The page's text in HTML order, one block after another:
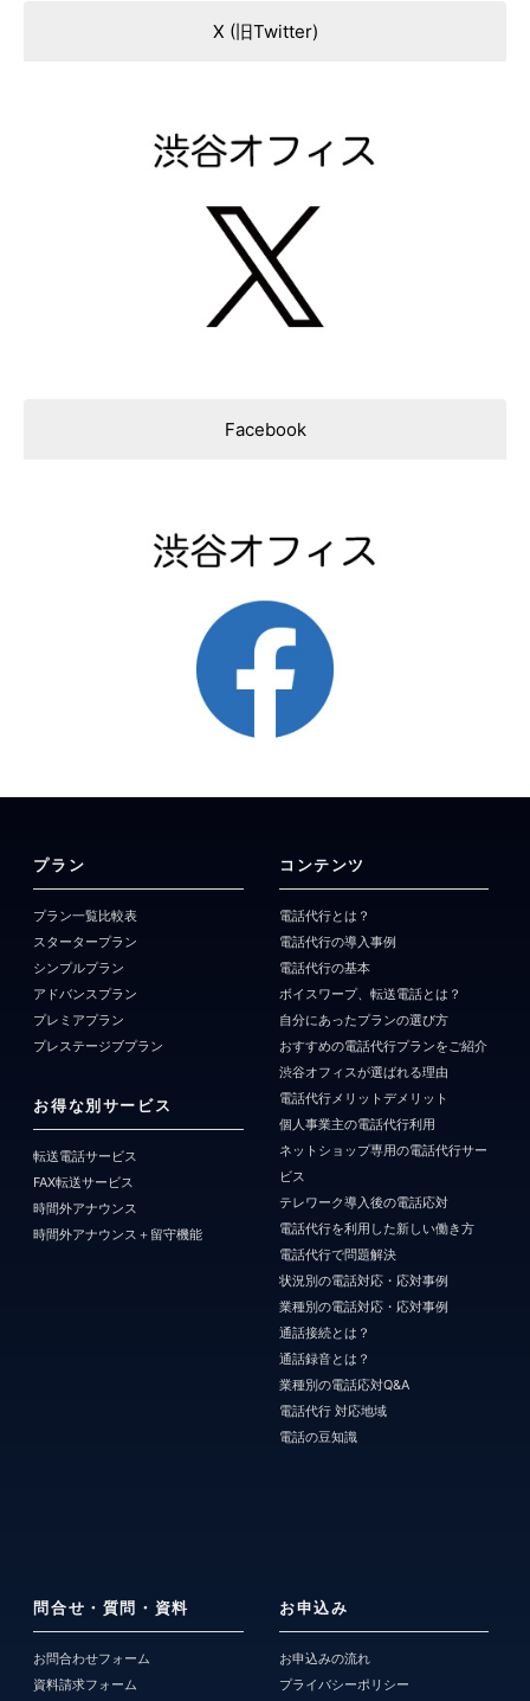
X (旧Twitter)
Facebook
プラン
プラン一覧比較表
スタータープラン
シンプルプラン
アドバンスプラン
プレミアプラン
プレステージブプラン
お得な別サービス
転送電話サービス
FAX転送サービス
時間外アナウンス
時間外アナウンス＋留守機能
コンテンツ
電話代行とは？
電話代行の導入事例
電話代行の基本
ボイスワープ、転送電話とは？
自分にあったプランの選び方
おすすめの電話代行プランをご紹介
渋谷オフィスが選ばれる理由
電話代行メリットデメリット
個人事業主の電話代行利用
ネットショップ専用の電話代行サー
ビス
テレワーク導入後の電話応対
電話代行を利用した新しい働き方
電話代行で問題解決
状況別の電話対応・応対事例
業種別の電話対応・応対事例
通話接続とは？
通話録音とは？
業種別の電話応対Q&A
電話代行 対応地域
電話の豆知識
問合せ・質問・資料
お問合わせフォーム
資料請求フォーム
お申込み
お申込みの流れ
プライバシーポリシー